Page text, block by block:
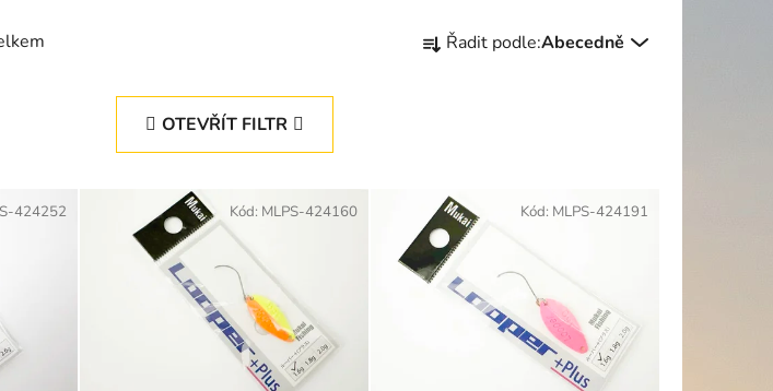
a
r
o
d
Řadit podle:Abecedně
OTEVŘÍT FILTR
424252 Kód: MLPS-424160 Kód: MLPS-424191